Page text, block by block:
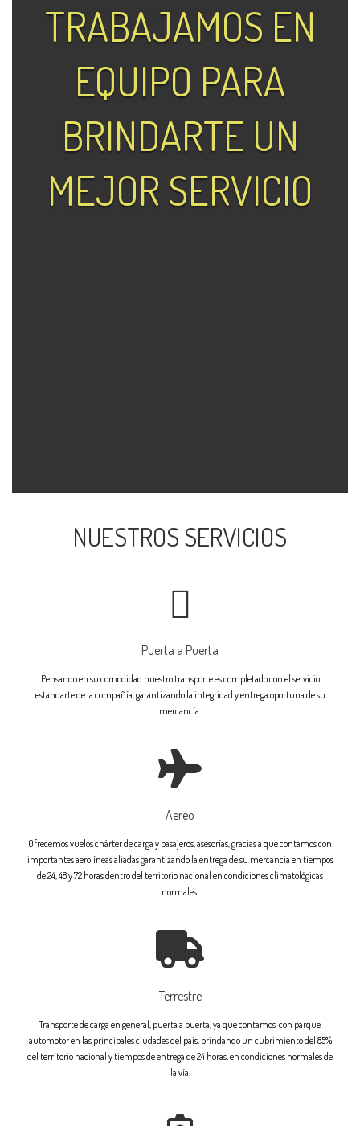
TRABAJAMOS EN
EQUIPO PARA
BRINDARTE UN
MEJOR SERVICIO
NUESTROS SERVICIOS
Puerta a Puerta
Pensando en su comodidad nuestro transporte es completado con el servicio
estandarte de la compañía, garantizando la integridad y entrega oportuna de su
mercancía.
Aereo
Ofrecemos vuelos chárter de carga y pasajeros, asesorías, gracias a que contamos con
importantes aerolíneas aliadas garantizando la entrega de su mercancia en tiempos
de 24, 48 y 72 horas dentro del territorio nacional en condiciones climatológicas
normales.
Terrestre
Transporte de carga en general, puerta a puerta, ya que contamos con parque
automotor en las principales ciudades del país, brindando un cubrimiento del 85%
del territorio nacional y tiempos de entrega de 24 horas, en condiciones normales de
la vía.